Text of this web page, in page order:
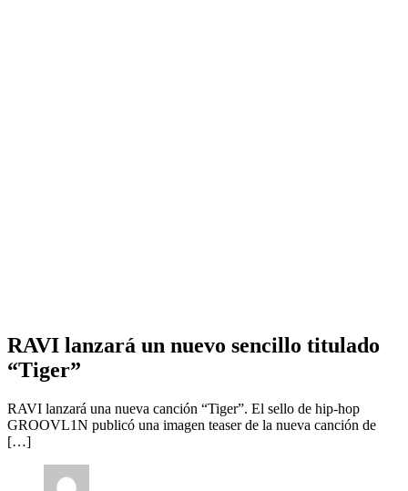
RAVI lanzará un nuevo sencillo titulado
“Tiger”
RAVI lanzará una nueva canción “Tiger”. El sello de hip-hop
GROOVL1N publicó una imagen teaser de la nueva canción de
[…]